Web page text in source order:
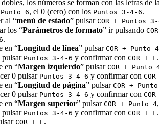
los números se forman con las letras de
Punto 6, el 0 (cero) con los Puntos 3-4-6.
al “menú de estado” pulsar COR + Puntos
los “Parámetros de formato” ir pulsando
.
en “Longitud de línea” pulsar COR + Punto 4
pulsar Puntos 3-4-6 y confirmar con COR + E.
en “Margen izquierdo” pulsar COR + Punto
0 pulsar Puntos 3-4-6 y confirmar con
en “Longitud de página” pulsar COR +
0 pulsar Puntos 3-4-6 y confirmar con
en “Margen superior” pulsar COR + Punto 4
pulsar Puntos 3-4-6 y confirmar con COR + E.
COR + E.